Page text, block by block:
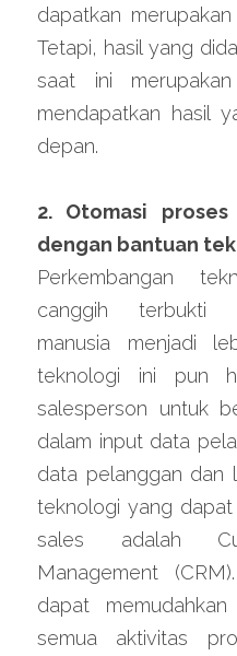
dapatkan
Tetapi, hasil yang
saat ini
mendapatkan hasil
depan.
2. Otomasi
dengan bantuan
Perkembangan
canggih terbukti
manusia menjadi
teknologi ini pun
salesperson untuk
dalam input data
data pelanggan dan
teknologi yang
sales adalah
Management
dapat
semua aktivitas